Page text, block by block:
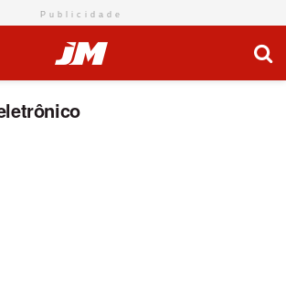
Publicidade